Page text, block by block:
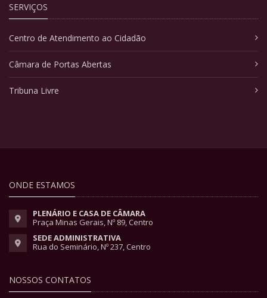
SERVIÇOS
Centro de Atendimento ao Cidadão
Câmara de Portas Abertas
Tribuna Livre
ONDE ESTAMOS
PLENÁRIO E CASA DE CÂMARA
Praça Minas Gerais, Nº 89, Centro
SEDE ADMINISTRATIVA
Rua do Seminário, Nº 237, Centro
NOSSOS CONTATOS